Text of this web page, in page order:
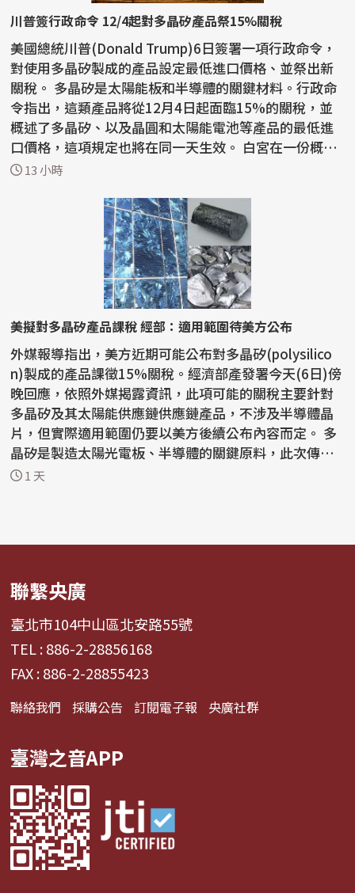
川普簽行政命令 12/4起對多晶矽產品祭15%關稅
美國總統川普(Donald Trump)6日簽署一項行政命令，
對使用多晶矽製成的產品設定最低進口價格、並祭出新
關稅。 多晶矽是太陽能板和半導體的關鍵材料。行政命
令指出，這類產品將從12月4日起面臨15%的關稅，並
概述了多晶矽、以及晶圓和太陽能電池等產品的最低進
口價格，這項規定也將在同一天生效。 白宮在一份概要
說明...
13 小時
美擬對多晶矽產品課稅 經部：適用範圍待美方公布
外媒報導指出，美方近期可能公布對多晶矽(polysilico
n)製成的產品課徵15%關稅。經濟部產發署今天(6日)傍
晚回應，依照外媒揭露資訊，此項可能的關稅主要針對
多晶矽及其太陽能供應鏈供應鏈產品，不涉及半導體晶
片，但實際適用範圍仍要以美方後續公布內容而定。 多
晶矽是製造太陽光電板、半導體的關鍵原料，此次傳出
美方...
1 天
聯繫央廣
臺北市104中山區北安路55號
TEL : 886-2-28856168
FAX : 886-2-28855423
聯絡我們 採購公告 訂閱電子報 央廣社群
臺灣之音APP